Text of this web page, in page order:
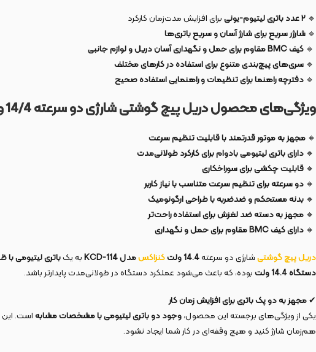
🔹 ۲ عدد باتری لیتیوم-یونی
برای افزایش مدت‌زمان کارکرد
🔹 شارژر سریع برای شارژ آسان و سریع باتری‌ها
🔹 کیفBMCمقاوم برای حمل و نگهداری آسان دریل و لوازم جانبی
🔹 سری‌های پیچ‌بندی متنوع برای استفاده در کارهای مختلف
🔹 دفترچه راهنما برای تنظیمات و راهنمایی استفاده صحیح
ویژگی‌های محصول دریل پیچ گوشتی شارژی دو سرعته 14/4 ولت 2 باتری مدل
🔸 مجهز به موتور قدرتمند با قابلیت تنظیم سرعت
🔸 دارای باتری لیتیومی بادوام برای کارکرد طولانی‌مدت
🔸 قابلیت چکشی برای سوراخکاری
🔸 دو سرعته برای تنظیم سرعت متناسب با نیاز کاربر
🔸 بدنه مستحکم و ضدضربه با طراحی ارگونومیک
🔸 مجهز به دسته ضد لغزش برای استفاده راحت‌تر
🔸 دارای کیفBMCمقاوم برای حمل و نگهداری
دریلپیچگوشتیشارژی دو سرعته14.4 ولت کنزاکسمدلKCD-114به یکباتری لیتیومی با ظرفیت 2
دستگاه 14.4 ولت
بوده، که باعث می‌شود عملکرد دستگاه در طولانی‌مدت پایدارتر باشد.
✔مجهز به دو پک باتری برای افزایش زمان کار
یکی از ویژگی‌های برجسته این محصول،وجود دو باتری لیتیومی با مشخصات مشابهاست. این
هم‌زمان شارژ کنید و هیچ وقفه‌ای در کار شما ایجاد نشود.